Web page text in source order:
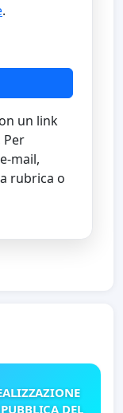
.
un link
Per
mail,
rubrica o
DEL